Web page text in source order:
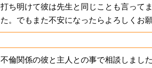
打ち明けて彼は先生と同じことも言って
た。でもまた不安になったらよろしくお
不倫関係の彼と主人との事で相談しまし